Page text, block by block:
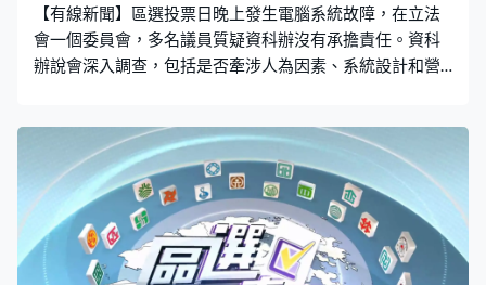
元朗區議員。少數族裔
【有線新聞】區選投票日晚上發生電腦系統故障，在立法
會一個委員會，多名議員質疑資科辦沒有承擔責任。資科
辦說會深入調查，包括是否牽涉人為因素、系統設計和營
科辦會監督』、『都會留意、其實不是我們的事情』，任
何政府的事情都關你們事，你是政府一部分，怎會與你無
關？」 資訊科技總監黃志光：「如果我發言時給你有不太
好的形象，我覺得要澄清，資科辦作為政府總體資訊科技
顧問，所有政府系統資科辦都可提供，無論是技術或運作
的意見和指導。」 選委會界別（勞聯）林振昇：「可能是